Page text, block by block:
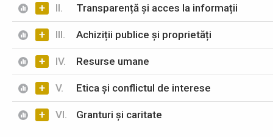
+ II. Transparență și acces la informații
+ III. Achiziții publice și proprietăți
+ IV. Resurse umane
+ V. Etica și conflictul de interese
+ VI. Granturi și caritate